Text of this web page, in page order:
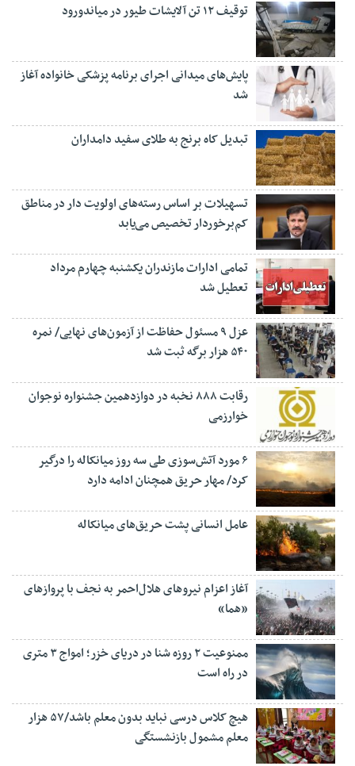
توقیف ۱۲ تن آلایشات طیور در میاندورود
پایش‌های میدانی اجرای برنامه پزشکی خانواده آغاز
شد
تبدیل کاه برنج به طلای سفید دامداران
تسهیلات بر اساس رسته‌های اولویت دار در مناطق
کم‌برخوردار تخصیص می‌یابد
تمامی ادارات مازندران یکشنبه چهارم مرداد
تعطیل شد
عزل ۹ مسئول حفاظت از آزمون‌های نهایی/ نمره
۵۴۰ هزار برگه ثبت شد
رقابت ۸۸۸ نخبه در دوازدهمین جشنواره نوجوان
خوارزمی
۶ مورد آتش‌سوزی طی سه روز میانکاله را درگیر
کرد/ مهار حریق همچنان ادامه دارد
عامل انسانی پشت حریق‌های میانکاله
آغاز اعزام نیروهای هلال‌احمر به نجف با پروازهای
«هما»
ممنوعیت ۲ روزه شنا در دریای خزر؛ امواج ۳ متری
در راه است
هیچ کلاس درسی نباید بدون معلم باشد/۵۷ هزار
معلم مشمول بازنشستگی